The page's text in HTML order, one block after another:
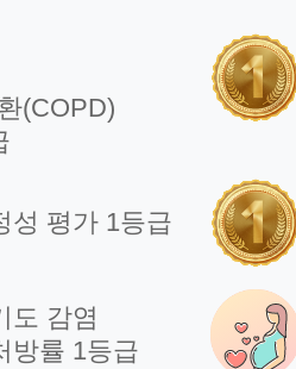
(COPD)
성 평가 1등급
도 감염
방률 1등급